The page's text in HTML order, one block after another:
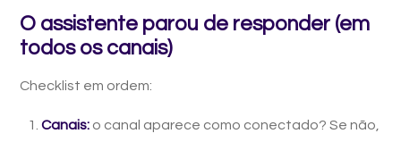
O assistente parou de responder (em
todos os canais)
Checklist em ordem:
Canais: o canal aparece como conectado? Se não,